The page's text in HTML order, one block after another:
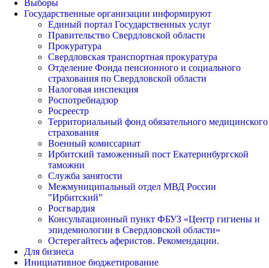
Выборы
Государственные организации информируют
Единый портал Государственных услуг
Правительство Свердловской области
Прокуратура
Свердловская транспортная прокуратура
Отделение Фонда пенсионного и социального
страхования по Свердловской области
Налоговая инспекция
Роспотребнадзор
Росреестр
Территориальный фонд обязательного медицинского
страхования
Военный комиссариат
Ирбитский таможенный пост Екатеринбургской
таможни
Служба занятости
Межмуниципальный отдел МВД России
"Ирбитский"
Росгвардия
Консультационный пункт ФБУЗ «Центр гигиены и
эпидемиологии в Свердловской области»
Остерегайтесь аферистов. Рекомендации.
Для бизнеса
Инициативное бюджетирование